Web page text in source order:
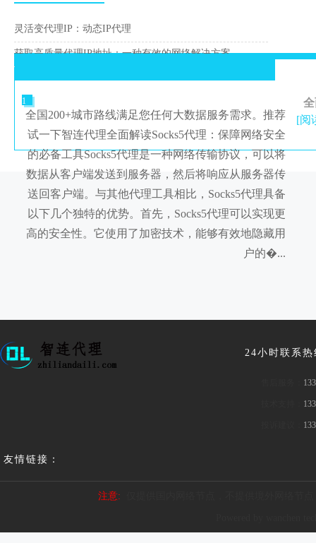
灵活变代理IP：动态IP代理
获取高质量代理IP地址：一种有效的网络解决方案
1
全国200+城市路线满足您任何大数据服务需求。推荐
试一下智连代理全面解读Socks5代理：保障网络安全
的必备工具Socks5代理是一种网络传输协议，可以将
数据从客户端发送到服务器，然后将响应从服务器传
送回客户端。与其他代理工具相比，Socks5代理具备
以下几个独特的优势。首先，Socks5代理可以实现更
高的安全性。它使用了加密技术，能够有效地隐藏用
户的�...
[阅
24小时联系
友情链接：
注意: